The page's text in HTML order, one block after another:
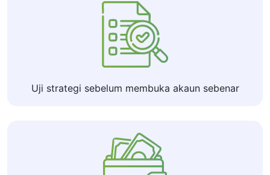
Uji strategi sebelum membuka akaun sebenar